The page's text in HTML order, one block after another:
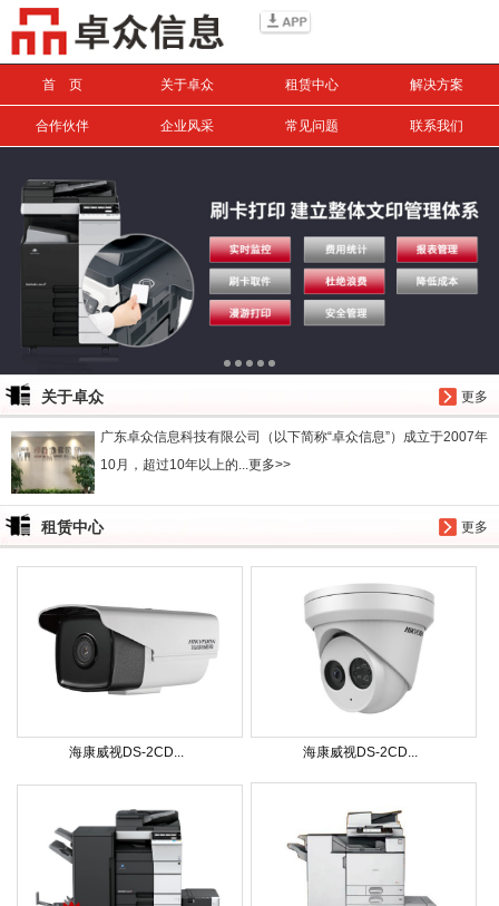
首 页 关于卓众 租赁中心 解决方案
合作伙伴 企业风采 常见问题 联系我们
更多
关于卓众
广东卓众信息科技有限公司（以下简称“卓众信息”）成立于2007年
10月，超过10年以上的...更多>>
更多
租赁中心
海康威视DS-2CD... 海康威视DS-2CD...
搜索